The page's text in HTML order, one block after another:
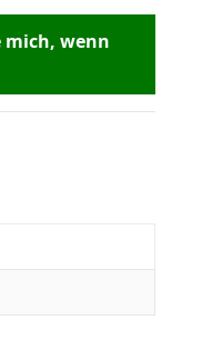
mich, wenn